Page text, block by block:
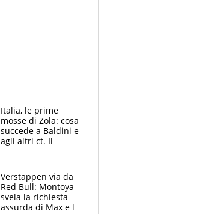
Italia, le prime
mosse di Zola: cosa
succede a Baldini e
agli altri ct. Il
azzurri
Verstappen via da
Red Bull: Montoya
svela la richiesta
assurda di Max e lo